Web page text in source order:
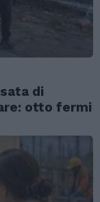
di
otto fermi